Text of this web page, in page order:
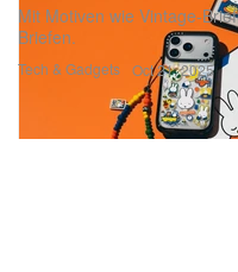
Tech & Gadgets
Mit Motiven wie Vintage-
Briefen.
Oct 21, 2025